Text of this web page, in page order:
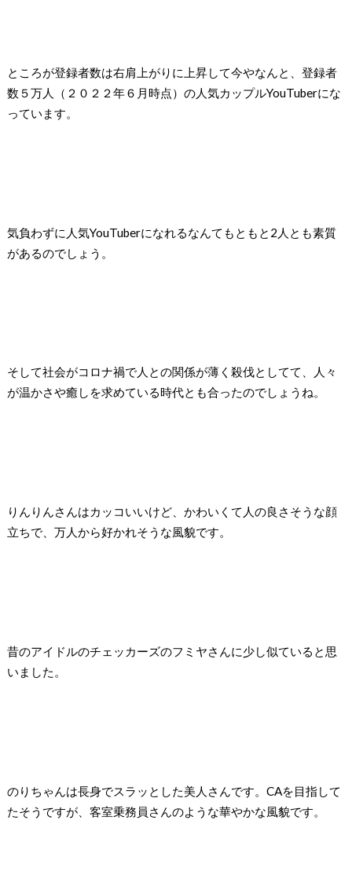
ところが登録者数は右肩上がりに上昇して今やなんと、登録者
数５万人（２０２２年６月時点）の人気カップルYouTuberにな
っています。
気負わずに人気YouTuberになれるなんてもともと2人とも素質
があるのでしょう。
そして社会がコロナ禍で人との関係が薄く殺伐としてて、人々
が温かさや癒しを求めている時代とも合ったのでしょうね。
りんりんさんはカッコいいけど、かわいくて人の良さそうな顔
立ちで、万人から好かれそうな風貌です。
昔のアイドルのチェッカーズのフミヤさんに少し似ていると思
いました。
のりちゃんは長身でスラッとした美人さんです。CAを目指して
たそうですが、客室乗務員さんのような華やかな風貌です。